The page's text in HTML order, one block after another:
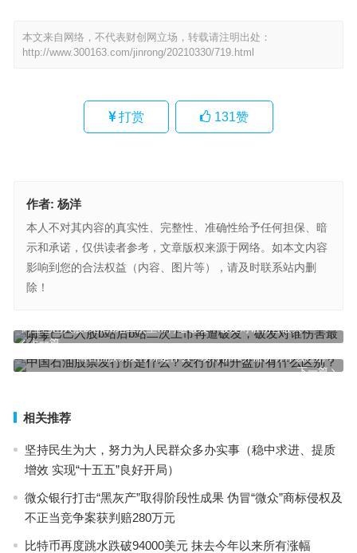
本文来自网络，不代表财创网立场，转载请注明出处：
http://www.300163.com/jinrong/20210330/719.html
打赏 131赞
作者: 杨洋
本人不对其内容的真实性、完整性、准确性给予任何担保、暗
示和承诺，仅供读者参考，文章版权来源于网络。如本文内容
影响到您的合法权益（内容、图片等），请及时联系站内删
除！
上一篇
阿里巴巴入股b站后b站二次上市再遭破发，破发对谁伤害最大？
下一篇
中国石油股票发行价是什么？发行价和开盘价有什么区别？
相关推荐
坚持民生为大，努力为人民群众多办实事（稳中求进、提质
增效 实现“十五五”良好开局）
微众银行打击“黑灰产”取得阶段性成果 伪冒“微众”商标侵权及
不正当竞争案获判赔280万元
比特币再度跳水跌破94000美元 抹去今年以来所有涨幅